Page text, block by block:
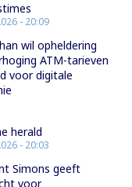
- 20:09
wil opheldering
ATM-tarieven
voor digitale
herald
- 20:03
Simons geeft
voor